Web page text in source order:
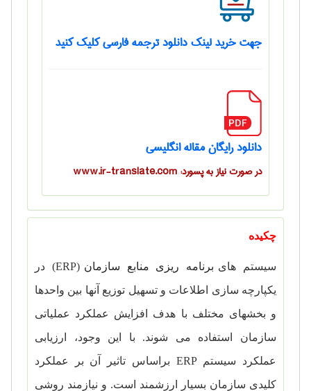
جهت خرید لینک دانلود ترجمه فارسی کلیک کنید
دانلود رایگان مقاله انگلیسی
در صورت نیاز به پسورد: www.ir-translate.com
چکیده
سیستم هایبرنامه ریزی منابع سازمان(
ERP) در
یکپارچه سازی اطلاعات و تسهیل توزیع آنها بین واحدها
و بخشهای مختلف با هدف افزایش عملکرد عملیاتی
سازمان استفاده می شوند. با این وجود، ارزیابی
عملکرد سیستمERP براساس تاثیر آن بر عملکرد
کلیدی سازمان بسیار ارزشمند است. و نیازمند روشی